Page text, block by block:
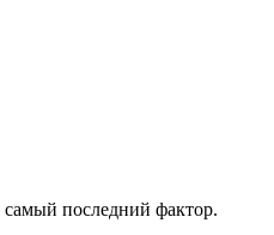
самый последний фактор.